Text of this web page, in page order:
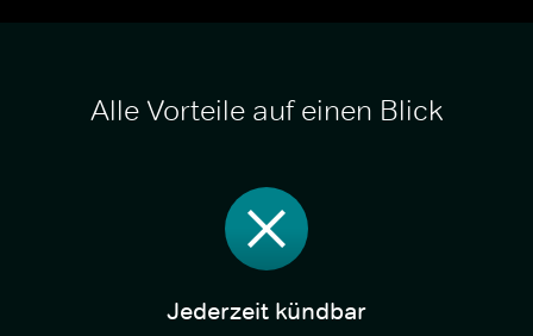
Alle Vorteile auf einen Blick
Jederzeit kündbar